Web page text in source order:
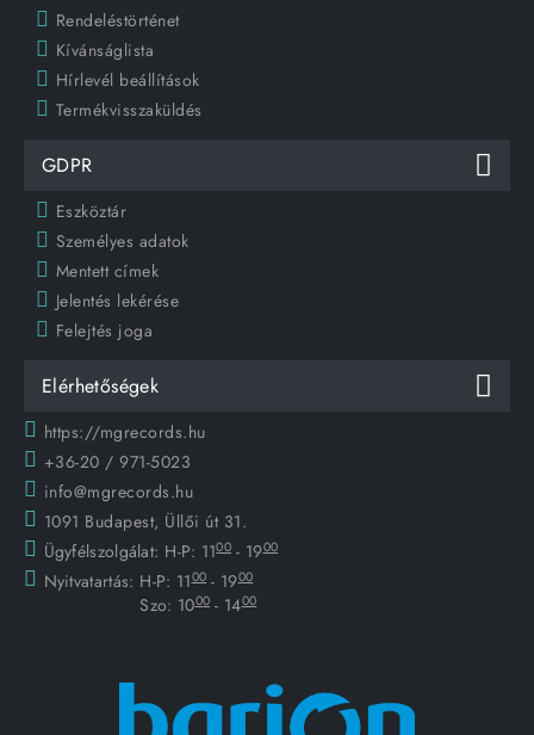
Rendeléstörténet
Kívánságlista
Hírlevél beállítások
Termékvisszaküldés
GDPR
Eszköztár
Személyes adatok
Mentett címek
Jelentés lekérése
Felejtés joga
Elérhetőségek
https://mgrecords.hu
+36-20 / 971-5023
info@mgrecords.hu
1091 Budapest, Üllői út 31.
Ügyfélszolgálat: H-P: 1100 - 1900
Nyitvatartás: H-P: 1100 - 1900
Szo: 1000 - 1400